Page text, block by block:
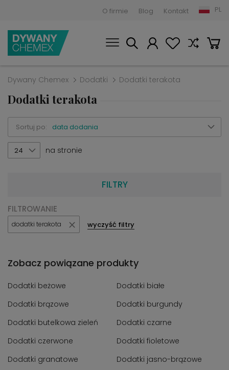
O firmie Blog Kontakt PL
Dywany Chemex Dodatki Dodatki terakota
Dodatki terakota
Sortuj po: data dodania
24 na stronie
FILTRY
FILTROWANIE
dodatki terakota wyczyść filtry
Zobacz powiązane produkty
Dodatki beżowe
Dodatki białe
Dodatki brązowe
Dodatki burgundy
Dodatki butelkowa zieleń
Dodatki czarne
Dodatki czerwone
Dodatki fioletowe
Dodatki granatowe
Dodatki jasno-brązowe